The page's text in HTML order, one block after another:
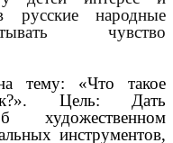
русские народные
чувство
тему: «Что такое
Цель: Дать
художественном
инструментов,